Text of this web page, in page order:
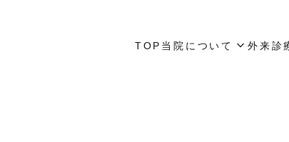
TOP 当院について expand_more 外来診